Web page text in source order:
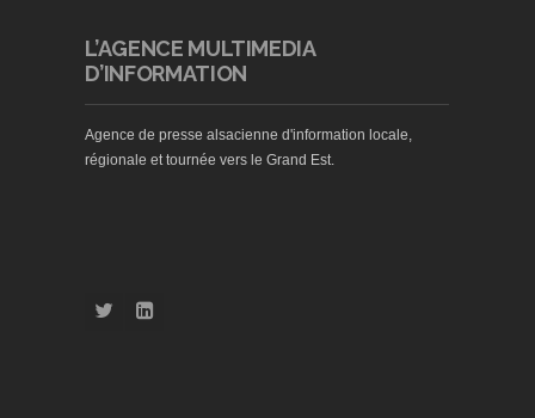
L’AGENCE MULTIMEDIA
D’INFORMATION
Agence de presse alsacienne d'information locale,
régionale et tournée vers le Grand Est.